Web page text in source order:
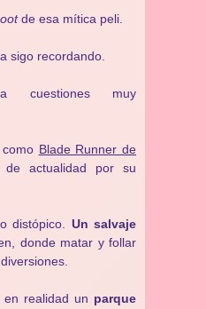
de esa mítica peli.
sigo recordando.
cuestiones muy
Blade Runner de
de actualidad por su
distópico. Un salvaje
donde matar y follar
realidad un parque